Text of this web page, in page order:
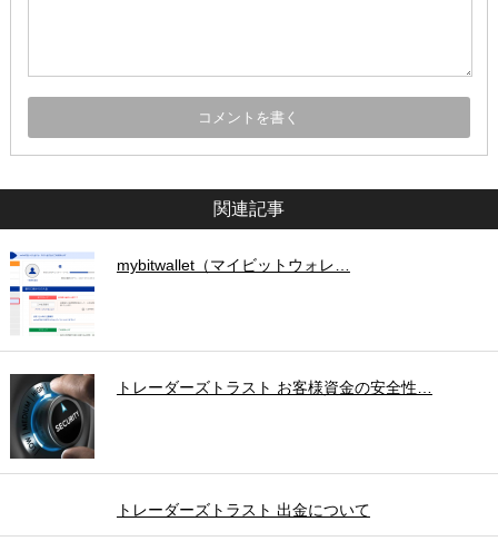
関連記事
mybitwallet（マイビットウォレ…
トレーダーズトラスト お客様資金の安全性…
トレーダーズトラスト 出金について